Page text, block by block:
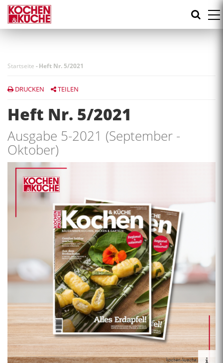
Direkt
zum
Inhalt
Startseite -Heft Nr. 5/2021
DRUCKEN TEILEN
Heft Nr. 5/2021
Ausgabe 5-2021 (September -
Oktober)